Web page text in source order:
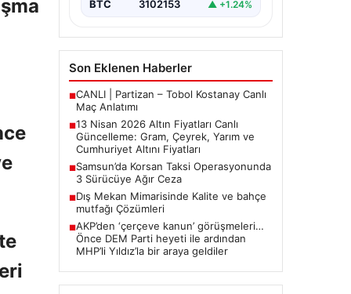
arasında yürütülen barış
BTC 3102153 ▲ +1.24%
Son Eklenen Haberler
■CANLI | Partizan – Tobol Kostanay Canlı
Maç Anlatımı
■13 Nisan 2026 Altın Fiyatları Canlı
Güncelleme: Gram, Çeyrek, Yarım ve
Cumhuriyet Altını Fiyatları
■Samsun’da Korsan Taksi Operasyonunda
3 Sürücüye Ağır Ceza
■Dış Mekan Mimarisinde Kalite ve bahçe
mutfağı Çözümleri
■AKP’den ‘çerçeve kanun’ görüşmeleri…
Önce DEM Parti heyeti ile ardından
MHP’li Yıldız’la bir araya geldiler